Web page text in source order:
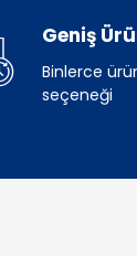
Geniş
Binlerce
seçeneği